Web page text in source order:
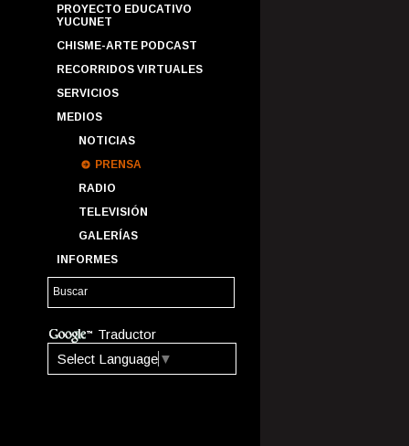
PROYECTO EDUCATIVO
YUCUNET
CHISME-ARTE PODCAST
RECORRIDOS VIRTUALES
SERVICIOS
MEDIOS
NOTICIAS
PRENSA
RADIO
TELEVISIÓN
GALERÍAS
INFORMES
Traductor
Select Language ▼